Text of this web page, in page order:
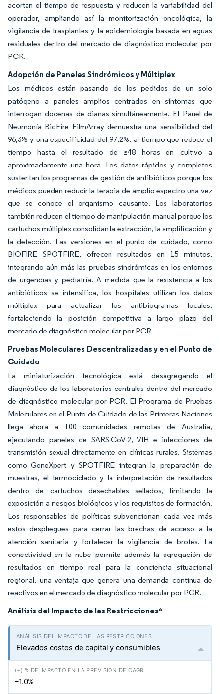
acortan el tiempo de respuesta y reducen la variabilidad del
operador, ampliando así la monitorización oncológica, la
vigilancia de trasplantes y la epidemiología basada en aguas
residuales dentro del mercado de diagnóstico molecular por
PCR.
Adopción de Paneles Sindrómicos y Múltiplex
Los médicos están pasando de los pedidos de un solo
patógeno a paneles amplios centrados en síntomas que
interrogan docenas de dianas simultáneamente. El Panel de
Neumonía BioFire FilmArray demuestra una sensibilidad del
96,3% y una especificidad del 97,2%, al tiempo que reduce el
tiempo hasta el resultado de ≥48 horas en cultivo a
aproximadamente una hora. Los datos rápidos y completos
sustentan los programas de gestión de antibióticos porque los
médicos pueden reducir la terapia de amplio espectro una vez
que se conoce el organismo causante. Los laboratorios
también reducen el tiempo de manipulación manual porque los
cartuchos múltiplex consolidan la extracción, la amplificación y
la detección. Las versiones en el punto de cuidado, como
BIOFIRE SPOTFIRE, ofrecen resultados en 15 minutos,
integrando aún más las pruebas sindrómicas en los entornos
de urgencias y pediatría. A medida que la resistencia a los
antibióticos se intensifica, los hospitales utilizan los datos
múltiplex para actualizar los antibiogramas locales,
fortaleciendo la posición competitiva a largo plazo del
mercado de diagnóstico molecular por PCR.
Pruebas Moleculares Descentralizadas y en el Punto de
Cuidado
La miniaturización tecnológica está desagregando el
diagnóstico de los laboratorios centrales dentro del mercado
de diagnóstico molecular por PCR. El Programa de Pruebas
Moleculares en el Punto de Cuidado de las Primeras Naciones
llega ahora a 100 comunidades remotas de Australia,
ejecutando paneles de SARS-CoV-2, VIH e infecciones de
transmisión sexual directamente en clínicas rurales. Sistemas
como GeneXpert y SPOTFIRE integran la preparación de
muestras, el termociclado y la interpretación de resultados
dentro de cartuchos desechables sellados, limitando la
exposición a riesgos biológicos y los requisitos de formación.
Los responsables de políticas subvencionan cada vez más
estos despliegues para cerrar las brechas de acceso a la
atención sanitaria y fortalecer la vigilancia de brotes. La
conectividad en la nube permite además la agregación de
resultados en tiempo real para la conciencia situacional
regional, una ventaja que genera una demanda continua de
reactivos en el mercado de diagnóstico molecular por PCR.
Análisis del Impacto de las Restricciones*
Elevados costos de capital y consumibles
–1.0%